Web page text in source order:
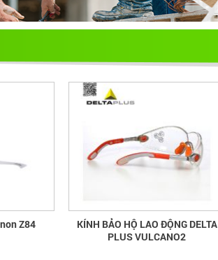
Z84
KÍNH BẢO HỘ LAO ĐỘNG DELTA
PLUS VULCANO2